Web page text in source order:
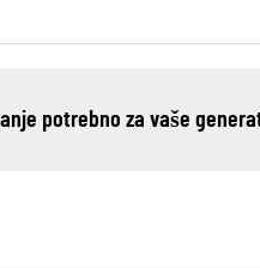
potrebno za vaše